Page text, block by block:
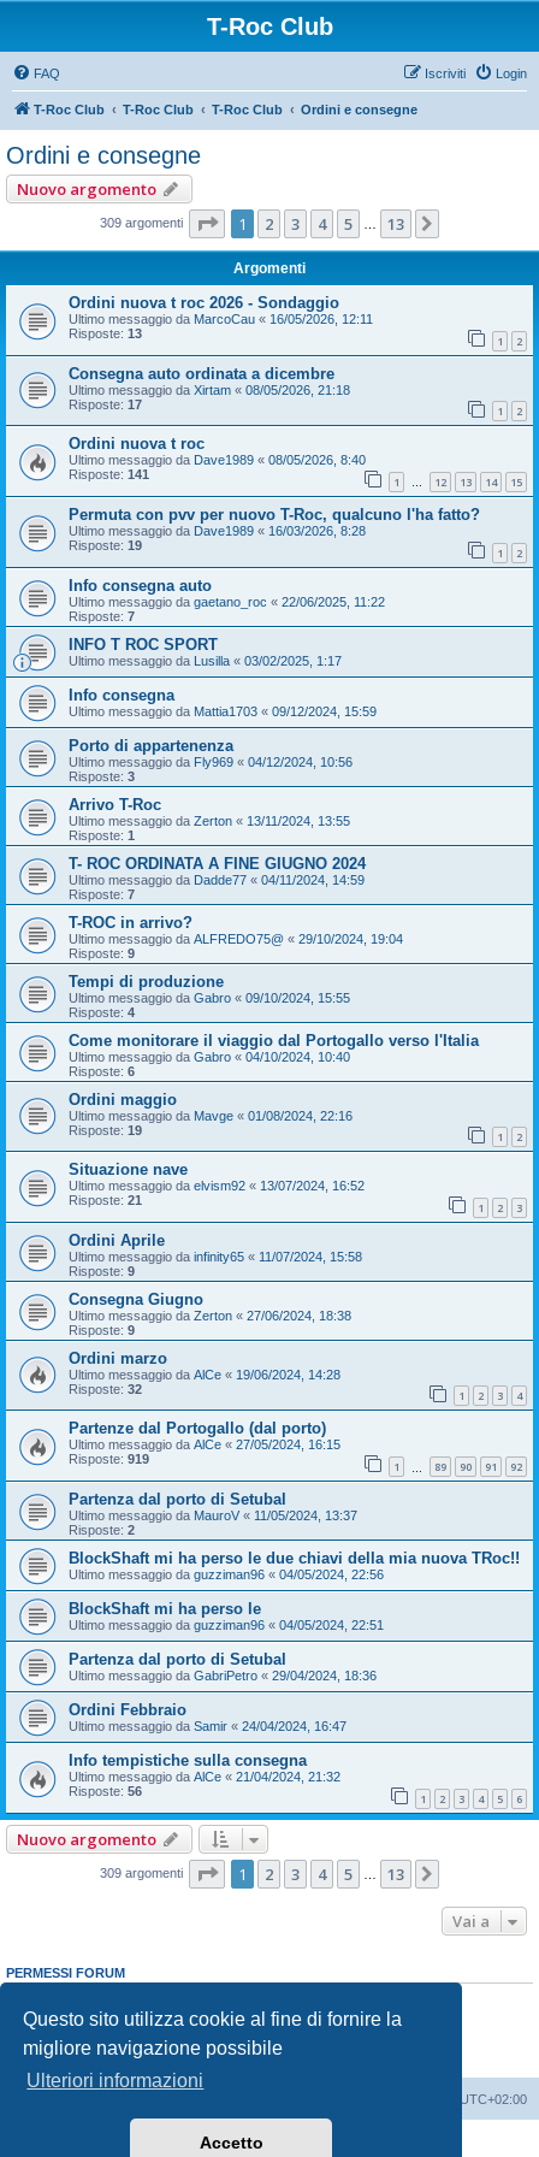
Questo sito utilizza cookie al fine di fornire la
migliore navigazione possibile
Ulteriori informazioni
Accetto
T-Roc Club
FAQ Login
Iscriviti
T-Roc Club T-Roc Club T-Roc Club Ordini e consegne
Ordini e consegne
Nuovo argomento
309 argomenti Pagina di 13
1 2 3 4 5 13
Argomenti
Ordini nuova t roc 2026 - Sondaggio
Ultimo messaggio da MarcoCau « 16/05/2026, 12:11
Risposte: 13 1 2
Consegna auto ordinata a dicembre
Ultimo messaggio da Xirtam « 08/05/2026, 21:18
Risposte: 17 1 2
Ordini nuova t roc
Ultimo messaggio da Dave1989 « 08/05/2026, 8:40
Risposte: 141 1 … 12 13 14 15
Permuta con pvv per nuovo T-Roc, qualcuno l'ha fatto?
Ultimo messaggio da Dave1989 « 16/03/2026, 8:28
Risposte: 19 1 2
Info consegna auto
Ultimo messaggio da gaetano_roc « 22/06/2025, 11:22
Risposte: 7
INFO T ROC SPORT
Ultimo messaggio da Lusilla « 03/02/2025, 1:17
Info consegna
Ultimo messaggio da Mattia1703 « 09/12/2024, 15:59
Porto di appartenenza
Ultimo messaggio da Fly969 « 04/12/2024, 10:56
Risposte: 3
Arrivo T-Roc
Ultimo messaggio da Zerton « 13/11/2024, 13:55
Risposte: 1
T- ROC ORDINATA A FINE GIUGNO 2024
Ultimo messaggio da Dadde77 « 04/11/2024, 14:59
Risposte: 7
T-ROC in arrivo?
Ultimo messaggio da ALFREDO75@ « 29/10/2024, 19:04
Risposte: 9
Tempi di produzione
Ultimo messaggio da Gabro « 09/10/2024, 15:55
Risposte: 4
Come monitorare il viaggio dal Portogallo verso l'Italia
Ultimo messaggio da Gabro « 04/10/2024, 10:40
Risposte: 6
Ordini maggio
Ultimo messaggio da Mavge « 01/08/2024, 22:16
Risposte: 19 1 2
Situazione nave
Ultimo messaggio da elvism92 « 13/07/2024, 16:52
Risposte: 21 1 2 3
Ordini Aprile
Ultimo messaggio da infinity65 « 11/07/2024, 15:58
Risposte: 9
Consegna Giugno
Ultimo messaggio da Zerton « 27/06/2024, 18:38
Risposte: 9
Ordini marzo
Ultimo messaggio da AlCe « 19/06/2024, 14:28
Risposte: 32 1 2 3 4
Partenze dal Portogallo (dal porto)
Ultimo messaggio da AlCe « 27/05/2024, 16:15
Risposte: 919 1 89 90 91 92
Partenza dal porto di Setubal
Ultimo messaggio da MauroV « 11/05/2024, 13:37
Risposte: 2
BlockShaft mi ha perso le due chiavi della mia nuova TRoc!!
Ultimo messaggio da guzziman96 « 04/05/2024, 22:56
BlockShaft mi ha perso le
Ultimo messaggio da guzziman96 « 04/05/2024, 22:51
Partenza dal porto di Setubal
Ultimo messaggio da GabriPetro « 29/04/2024, 18:36
Ordini Febbraio
Ultimo messaggio da Samir « 24/04/2024, 16:47
Info tempistiche sulla consegna
Ultimo messaggio da AlCe « 21/04/2024, 21:32
Risposte: 56 1 2 3 4 5 6
Nuovo argomento
309 argomenti Pagina di 13
1 2 3 4 5 13
Vai a
PERMESSI FORUM
Non puoirispondere negli argomenti
Non puoimodificare i tuoi messaggi
Non puoicancellare i tuoi messaggi
Non puoi
inviare allegati
UTC+02:00
phpBB® Forum Software © phpBB Limited